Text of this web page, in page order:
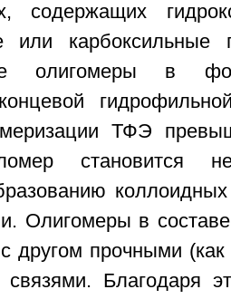
содержащих
или карбоксильные
олигомеры в
ТФЭ
становится
Олигомеры в
другом прочными
Благодаря